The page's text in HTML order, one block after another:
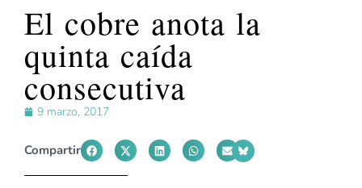
El cobre anota la
quinta caída
consecutiva
9 marzo, 2017
Compartir